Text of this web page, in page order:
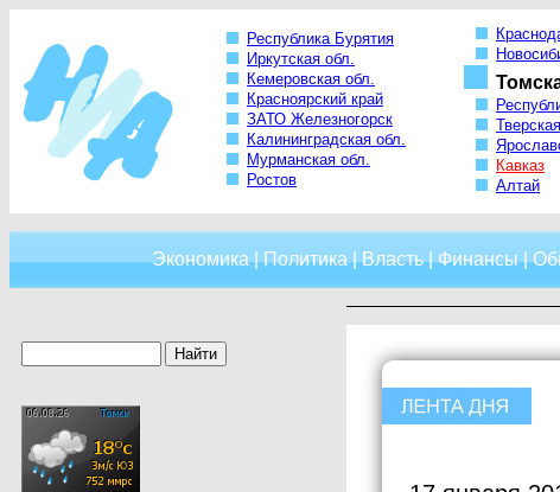
Республика Бурятия
Иркутская обл.
Кемеровская обл.
Красноярский край
ЗАТО Железногорск
Калининградская обл.
Мурманская обл.
Ростов
Кавказ
Алтай
Экономика|Политика|Власть|Финансы|